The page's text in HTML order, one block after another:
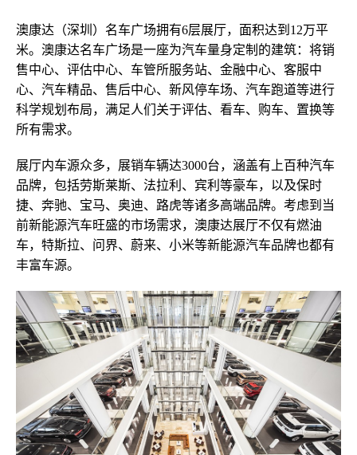
澳康达 （深圳 ） 名车广场拥有6层展厅，面积达到12万平
米。澳康达名车广场是一座为汽车量身定制的建筑：将销
售中心、评估中心、车管所服务站、金融中心、客服中
心、汽车精品、售后中心、新风停车场、汽车跑道等进行
科学规划布局，满足人们关于评估、看车、购车、置换等
所有需求。
展厅内车源众多，展销车辆达3000台，涵盖有上百种汽车
品牌，包括劳斯莱斯、 法拉利、宾利等豪车，以及保时
捷、奔驰、 宝马、奥迪、路虎等诸多高端品牌。 考虑到当
前新能源汽车旺盛的市场需求，澳康达展厅不仅有燃油
车，特斯拉、问界、蔚来、 小米等新能源汽车品牌也都有
丰富车源。